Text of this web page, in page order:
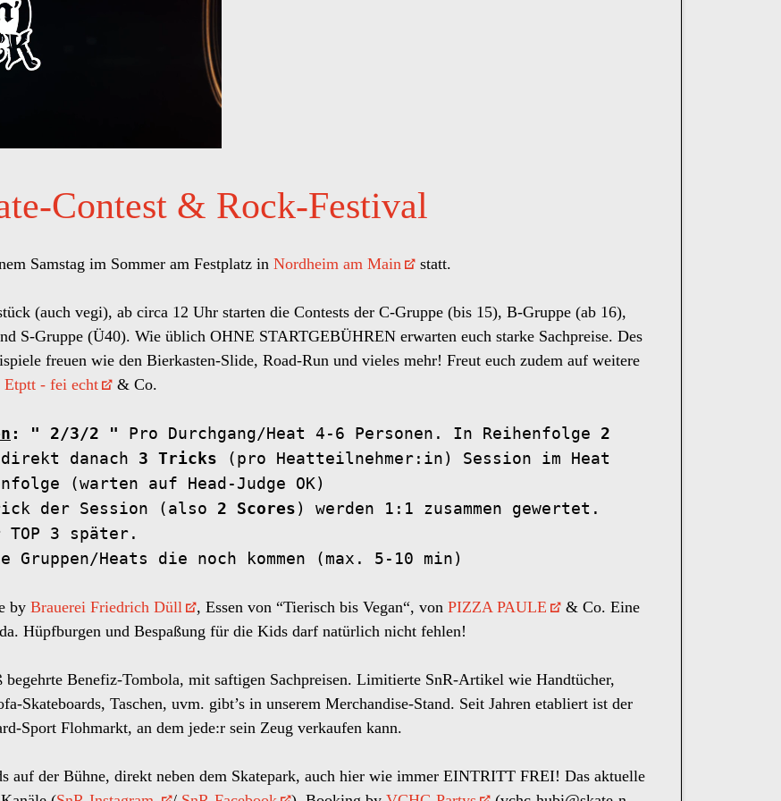
Contest & Rock-Festival
Samstag im Sommer am Festplatz in Nordheim am Main statt.
(auch vegi), ab circa 12 Uhr starten die Contests der C-Gruppe (bis 15), B-Gruppe (ab 16),
S-Gruppe (Ü40). Wie üblich OHNE STARTGEBÜHREN erwarten euch starke Sachpreise. Des
freuen wie den Bierkasten-Slide, Road-Run und vieles mehr! Freut euch zudem auf weitere
Etptt - fei echt & Co.
: " 2/3/2 " Pro Durchgang/Heat 4-6 Personen. In Reihenfolge 2
danach 3 Tricks (pro Heatteilnehmer:in) Session im Heat
(warten auf Head-Judge OK)
der Session (also 2 Scores) werden 1:1 zusammen gewertet.
3 später.
Heats die noch kommen (max. 5-10 min)
by Brauerei Friedrich Düll , Essen von “Tierisch bis Vegan“, von PIZZA PAULE
& Co. Eine
Hüpfburgen und Bespaßung für die Kids darf natürlich nicht fehlen!
Benefiz-Tombola, mit saftigen Sachpreisen. Limitierte SnR-Artikel wie Handtücher,
Skateboards, Taschen, uvm. gibt’s in unserem Merchandise-Stand. Seit Jahren etabliert ist der
Sport Flohmarkt, an dem jede:r sein Zeug verkaufen kann.
auf der Bühne, direkt neben dem Skatepark, auch hier wie immer EINTRITT FREI! Das aktuelle